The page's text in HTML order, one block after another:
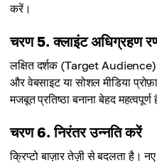
करें।
चरण 5. क्लाइंट अधिग्रहण
लक्षित दर्शक (Target Audience)
और वेबसाइट या सोशल मीडिया
मजबूत प्रतिष्ठा बनाना बेहद महत्वपूर्ण
चरण 6. निरंतर उन्नति करें
क्रिप्टो बाज़ार तेज़ी से बदलता है।